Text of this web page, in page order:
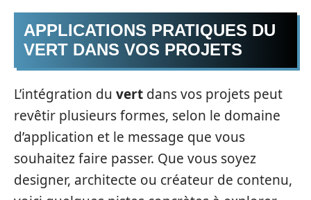
APPLICATIONS PRATIQUES DU
VERT DANS VOS PROJETS
L’intégration du vert dans vos projets peut
revêtir plusieurs formes, selon le domaine
d’application et le message que vous
souhaitez faire passer. Que vous soyez
designer, architecte ou créateur de contenu,